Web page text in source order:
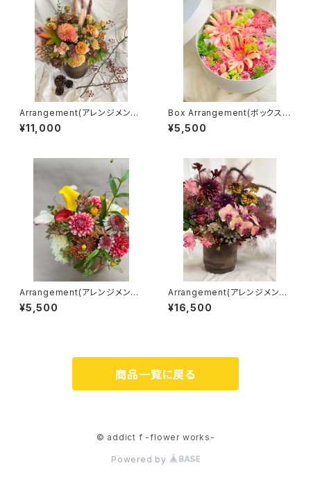
Arrangement(アレンジメント)
［L］
¥11,000
Box Arrangement(ボックスア
レンジメント)［⚪︎］
¥5,500
Arrangement(アレンジメント)
［S］
¥5,500
Arrangement(アレンジメント)
［2L］
¥16,500
商品一覧に戻る
© addict f -flower works-
Powered by